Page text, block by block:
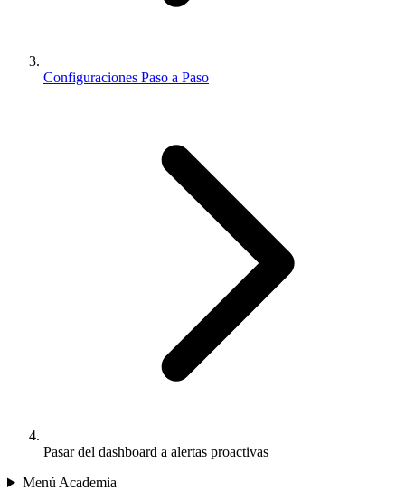
Configuraciones Paso a Paso
Pasar del dashboard a alertas proactivas
Menú Academia